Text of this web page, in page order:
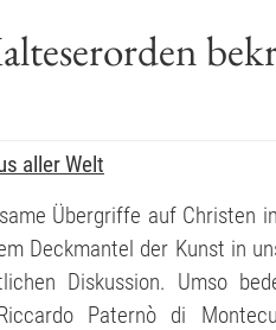
aller Welt
Übergriffe auf Christen
Deckmantel der Kunst in
Diskussion. Umso
Paternò di